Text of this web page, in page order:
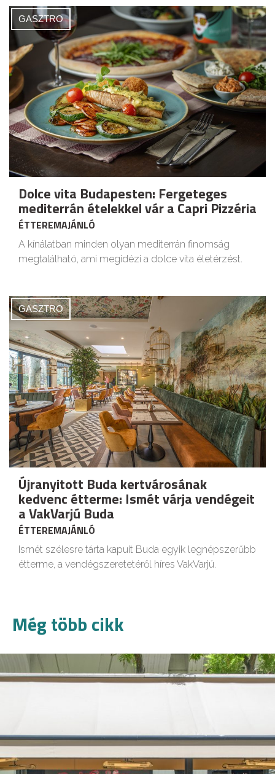
GASZTRO
Dolce vita Budapesten: Fergeteges
mediterrán ételekkel vár a Capri Pizzéria
ÉTTEREMAJÁNLÓ
A kínálatban minden olyan mediterrán finomság
megtalálható, ami megidézi a dolce vita életérzést.
GASZTRO
Újranyitott Buda kertvárosának
kedvenc étterme: Ismét várja vendégeit
a VakVarjú Buda
ÉTTEREMAJÁNLÓ
Ismét szélesre tárta kapuit Buda egyik legnépszerűbb
étterme, a vendégszeretetéről híres VakVarjú.
Még több cikk